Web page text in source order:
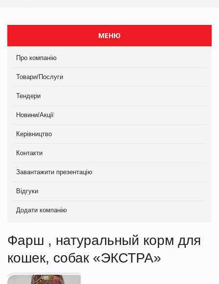
МЕНЮ
Про компанію
Товари/Послуги
Тендери
Новини/Акції
Керівництво
Контакти
Завантажити презентацію
Відгуки
Додати компанію
Фарш , натуральный корм для
кошек, собак «ЭКСТРА»